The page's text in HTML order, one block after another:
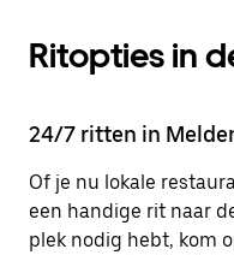
Ritopties in
24/7 ritten in
Of je nu lokale
een handige rit naar
plek nodig hebt, kom